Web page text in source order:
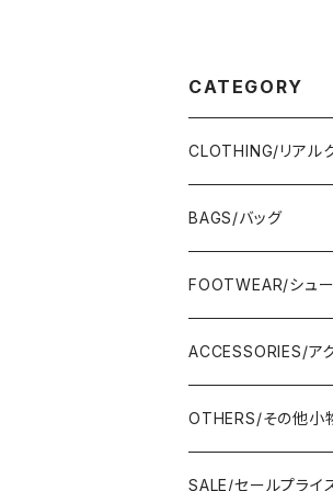
CATEGORY
CLOTHING/リアル
TOPS/トップス
Adonisis/アドニシス
AMERICANA/アメリカ
BOTOMS/ボトム
Adonisis/アドニシス
amherst/アムハースト
ONE-PIECE/ワンピ
anana/アナナ
J.Sloane/ジェイスロ
OUTER/アウター
anana/アナナ
BAGS/バッグ
HAND BAG/ハンドバ
mononogu/もののぐ
IMPORT/インポート
SHOULDER BAG/シ
mononogu/もののぐ
IMPORT/インポート
TOTE BAG/トート
mononogu/もののぐ
OTHERS/その他
FOOTWEAR/シュ
PUMPS/パンプス
コツコツ
IMPORT/インポート
SANDAL/サンダル
コツコツ
BOOTS/ブーツ
ACCESSORIES/ア
EARRINGS/イヤリ
RING/指輪
OTHERS/その他小
BELT/ベルト
SALE/セールプライ